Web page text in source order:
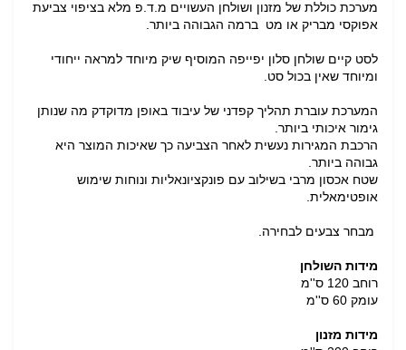
מערכת כוללת של מזנון ושולחן העשויים מ.ד.פ מלא בציפוי צביעת
אפוקסי מבריק או מט ברמה הגבוהה ביותר.
לסט קיים שולחן סלון יפייפה המוסיף שיק מיוחד למראה ייחודי
ומיוחד שאין בכול סט.
המערכת עוברת תהליך קפדני של עיבוד באופן מדוקדק מה שנותן
גימור איכותי ביותר.
הרכבת המגירות נעשית לאחר הצביעה כך שאיכות המוצר היא
גבוהה ביותר.
שטח אכסון מרבי בשילוב עם פונקציונאליות ונוחות שימוש
אופטימאלית.
מבחר צבעים לבחירה.
מידות השולחן
רוחב 120 ס''מ
עומק 60 ס''מ
מידות מזנון